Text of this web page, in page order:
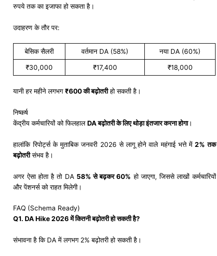
रुपये तक का इजाफा हो सकता है।
उदाहरण के तौर पर:
बेसिक सैलरी वर्तमान DA (58%) नया DA (60%)
₹30,000 ₹17,400 ₹18,000
यानी हर महीने लगभग₹600 की बढ़ोतरीहो सकती है।
निष्कर्ष
केंद्रीय कर्मचारियों को फिलहालDA बढ़ोतरी के लिए थोड़ा इंतजार करना होगा।
हालांकि रिपोर्ट्स के मुताबिक जनवरी 2026 से लागू होने वाले महंगाई भत्ते में2% तक
बढ़ोतरीसंभव है।
अगर ऐसा होता है तो DA 58% से बढ़कर 60% हो जाएगा, जिससे लाखों कर्मचारियों
और पेंशनर्स को राहत मिलेगी।
FAQ (Schema Ready)
Q1. DA Hike 2026 में कितनी बढ़ोतरी हो सकती है?
संभावना है कि DA में लगभग 2% बढ़ोतरी हो सकती है।